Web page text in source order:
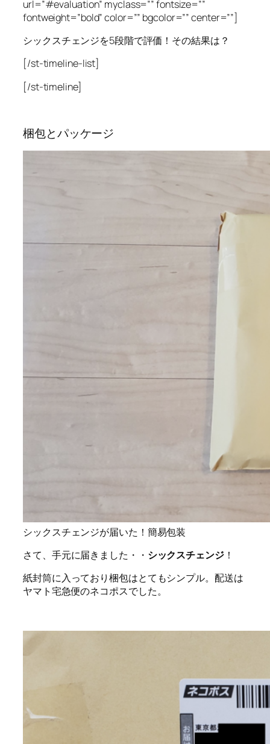
url=”#evaluation” myclass=”” fontsize=””
fontweight=”bold” color=”” bgcolor=”” center=””]
シックスチェンジを5段階で評価！その結果は？
[/st-timeline-list]
[/st-timeline]
梱包とパッケージ
シックスチェンジが届いた！簡易包装
さて、手元に届きました・・ シックスチェンジ！
紙封筒に入っており梱包はとてもシンプル。配送は
ヤマト宅急便のネコポスでした。